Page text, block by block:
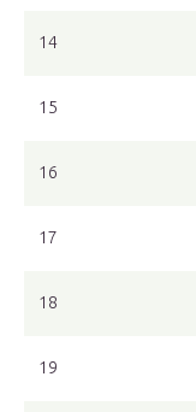
14
15
16
17
18
19